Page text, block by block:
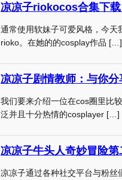
凉凉子riokocos合集下
通常使用软妹子可爱风格，今
rioko。在她的的cosplay作品 […]
凉凉子剧情教师：与你
我们要来介绍一位在cos圈里比
泛并且十分热情的cosplayer […]
凉凉子牛头人奇妙冒险
凉凉子通过各种社交平台与粉丝